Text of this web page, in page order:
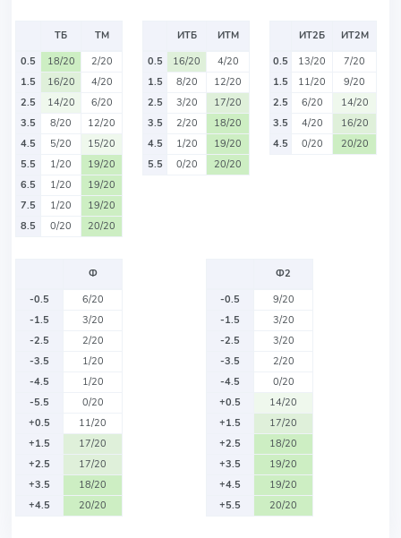
ТБ
ТМ
0.5
18/20
2/20
1.5
16/20
4/20
2.5
14/20
6/20
3.5
8/20
12/20
4.5
5/20
15/20
5.5
1/20
19/20
6.5
1/20
19/20
7.5
1/20
19/20
8.5
0/20 20/20
ИТБ
ИТМ
0.5
16/20
4/20
1.5
8/20
12/20
2.5
3/20
17/20
3.5
2/20
18/20
4.5
1/20
19/20
5.5
0/20 20/20
ИТ2Б
ИТ2М
0.5
13/20
7/20
1.5
11/20
9/20
2.5
6/20
14/20
3.5
4/20
16/20
4.5
0/20 20/20
Ф
-0.5
6/20
-1.5
3/20
-2.5
2/20
-3.5
1/20
-4.5
1/20
-5.5
0/20
+0.5
11/20
+1.5
17/20
+2.5
17/20
+3.5
18/20
+4.5
20/20
Ф2
-0.5
9/20
-1.5
3/20
-2.5
3/20
-3.5
2/20
-4.5
0/20
+0.5
14/20
+1.5
17/20
+2.5
18/20
+3.5
19/20
+4.5
19/20
+5.5
20/20